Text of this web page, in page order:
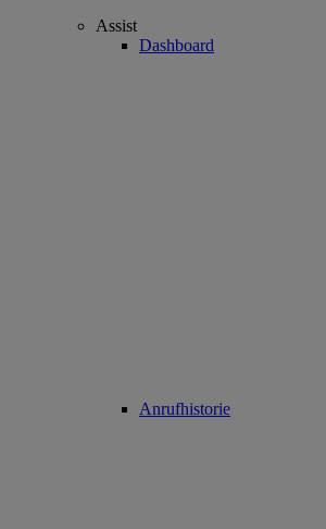
Assist
Dashboard
Anrufhistorie